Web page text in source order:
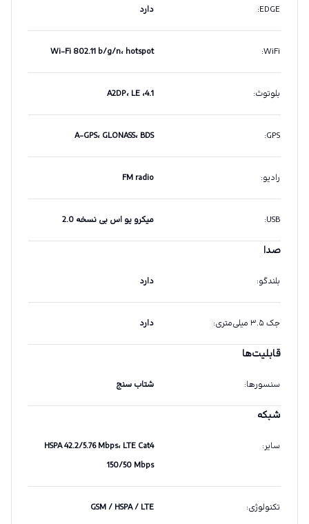
EDGE
: دارد
WiFi
: Wi-Fi 802.11 b/g/n، hotspot
بلوتوث: 4.1، A2DP، LE
GPS
: A-GPS، GLONASS، BDS
رادیو:
FM radio
USB
: میکرو یو اس بی نسخه 2.0
صدا
بلندگو: دارد
جک ۳.۵ میلی‌متری : دارد
قابلیت‌ها
سنسورها: شتاب سنج
شبکه
سایر:
HSPA 42.2/5.76 Mbps، LTE Cat4
150/50 Mbps
تکنولوژی:
GSM / HSPA / LTE